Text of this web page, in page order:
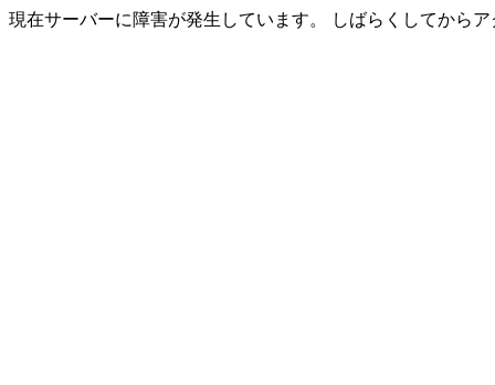
現在サーバーに障害が発生しています。 しばらくしてから